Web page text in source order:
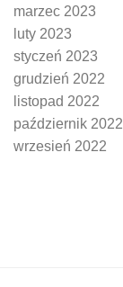
marzec 2023
luty 2023
styczeń 2023
grudzień 2022
listopad 2022
październik 2022
wrzesień 2022